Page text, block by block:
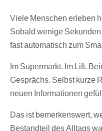
Viele Menschen erleben
Sobald wenige
fast automatisch zum
Im Supermarkt. Im Lift.
Gesprächs. Selbst kurze
neuen Informationen
Das ist bemerkenswert,
Bestandteil des Alltags